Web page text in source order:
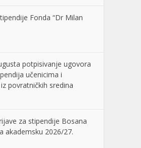
Fonda “Dr Milan
potpisivanje ugovora
učenicima i
povratničkih sredina
za stipendije Bosana
akademsku 2026/27.